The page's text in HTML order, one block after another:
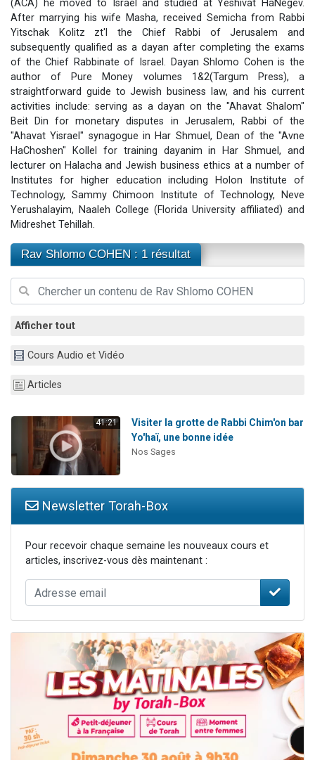
13 personnes viennent de demander une bénédiction
30 personnes viennent de faire un don pour Sauvez la jambe de Yohan
Il reste 49 places pour étudier en groupe sur Zoom
12 nouvelles musiques dans Torah-Box Music
29 personnes viennent de demander une bénédiction
(ACA) he moved to Israel and studied at Yeshivat HaNegev.
After marrying his wife Masha, received Semicha from Rabbi
Yitschak Kolitz zt'l the Chief Rabbi of Jerusalem and
subsequently qualified as a dayan after completing the exams
of the Chief Rabbinate of Israel. Dayan Shlomo Cohen is the
author of Pure Money volumes 1&2(Targum Press), a
straightforward guide to Jewish business law, and his current
activities include: serving as a dayan on the "Ahavat Shalom"
Beit Din for monetary disputes in Jerusalem, Rabbi of the
"Ahavat Yisrael" synagogue in Har Shmuel, Dean of the "Avne
HaChoshen" Kollel for training dayanim in Har Shmuel, and
lecturer on Halacha and Jewish business ethics at a number of
Institutes for higher education including Holon Institute of
Technology, Sammy Chimoon Institute of Technology, Neve
Yerushalayim, Naaleh College (Florida University affiliated) and
Midreshet Tehillah.
Rav Shlomo COHEN : 1 résultat
Afficher tout
Cours Audio et Vidéo
Articles
41:21
Visiter la grotte de Rabbi Chim'on bar
Yo'haï, une bonne idée
Nos Sages
Newsletter Torah-Box
Pour recevoir chaque semaine les nouveaux cours et
articles, inscrivez-vous dès maintenant :